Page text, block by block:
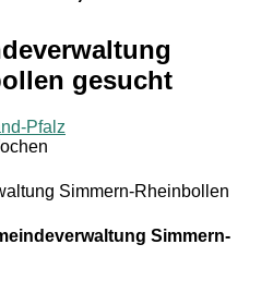
gesucht
Pfalz
Simmern-